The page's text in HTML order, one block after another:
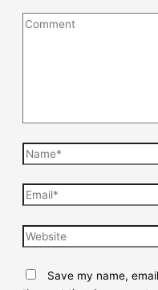
Save my name,